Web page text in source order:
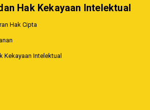
Hak Kekayaan Intelektual
Hak Cipta
Kekayaan Intelektual